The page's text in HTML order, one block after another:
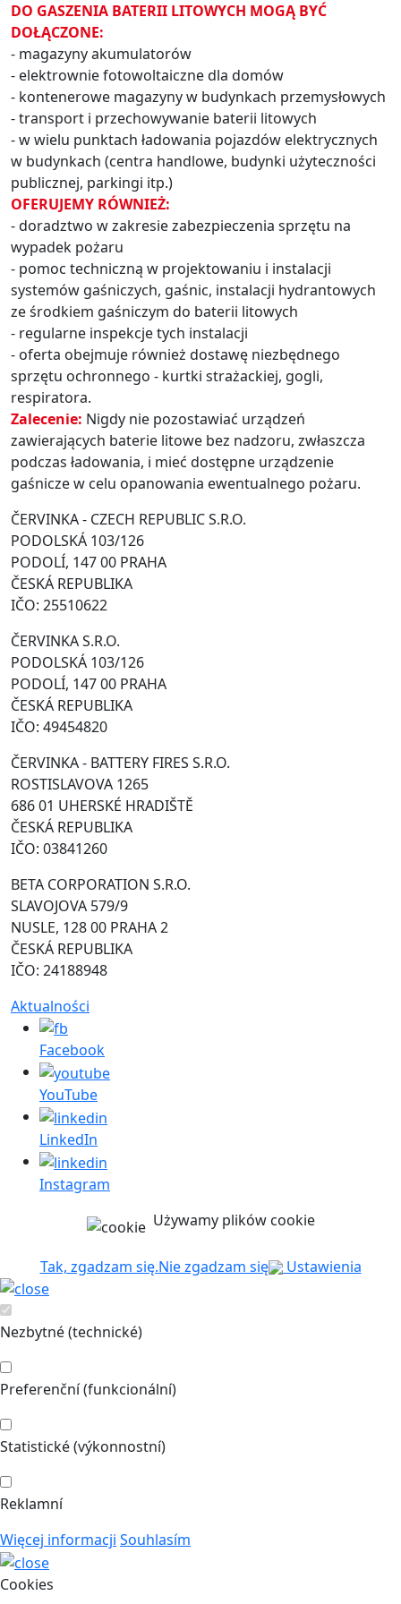
DO GASZENIA BATERII LITOWYCH MOGĄ BYĆ
DOŁĄCZONE:
- magazyny akumulatorów
- elektrownie fotowoltaiczne dla domów
- kontenerowe magazyny w budynkach przemysłowych
- transport i przechowywanie baterii litowych
- w wielu punktach ładowania pojazdów elektrycznych
w budynkach (centra handlowe, budynki użyteczności
publicznej, parkingi itp.)
OFERUJEMY RÓWNIEŻ:
- doradztwo w zakresie zabezpieczenia sprzętu na
wypadek pożaru
- pomoc techniczną w projektowaniu i instalacji
systemów gaśniczych, gaśnic, instalacji hydrantowych
ze środkiem gaśniczym do baterii litowych
- regularne inspekcje tych instalacji
- oferta obejmuje również dostawę niezbędnego
sprzętu ochronnego - kurtki strażackiej, gogli,
respiratora.
Zalecenie: Nigdy nie pozostawiać urządzeń
zawierających baterie litowe bez nadzoru, zwłaszcza
podczas ładowania, i mieć dostępne urządzenie
gaśnicze w celu opanowania ewentualnego pożaru.
ČERVINKA - CZECH REPUBLIC S.R.O.
PODOLSKÁ 103/126
PODOLÍ, 147 00 PRAHA
ČESKÁ REPUBLIKA
IČO: 25510622
ČERVINKA S.R.O.
PODOLSKÁ 103/126
PODOLÍ, 147 00 PRAHA
ČESKÁ REPUBLIKA
IČO: 49454820
ČERVINKA - BATTERY FIRES S.R.O.
ROSTISLAVOVA 1265
686 01 UHERSKÉ HRADIŠTĚ
ČESKÁ REPUBLIKA
IČO: 03841260
BETA CORPORATION S.R.O.
SLAVOJOVA 579/9
NUSLE, 128 00 PRAHA 2
ČESKÁ REPUBLIKA
IČO: 24188948
Aktualności
Facebook
YouTube
LinkedIn
Instagram
Używamy plików cookie
Tak, zgadzam się.Nie zgadzam się Ustawienia
Nezbytné (technické)
Preferenční (funkcionální)
Statistické (výkonnostní)
Reklamní
Więcej informacji Souhlasím
Cookies